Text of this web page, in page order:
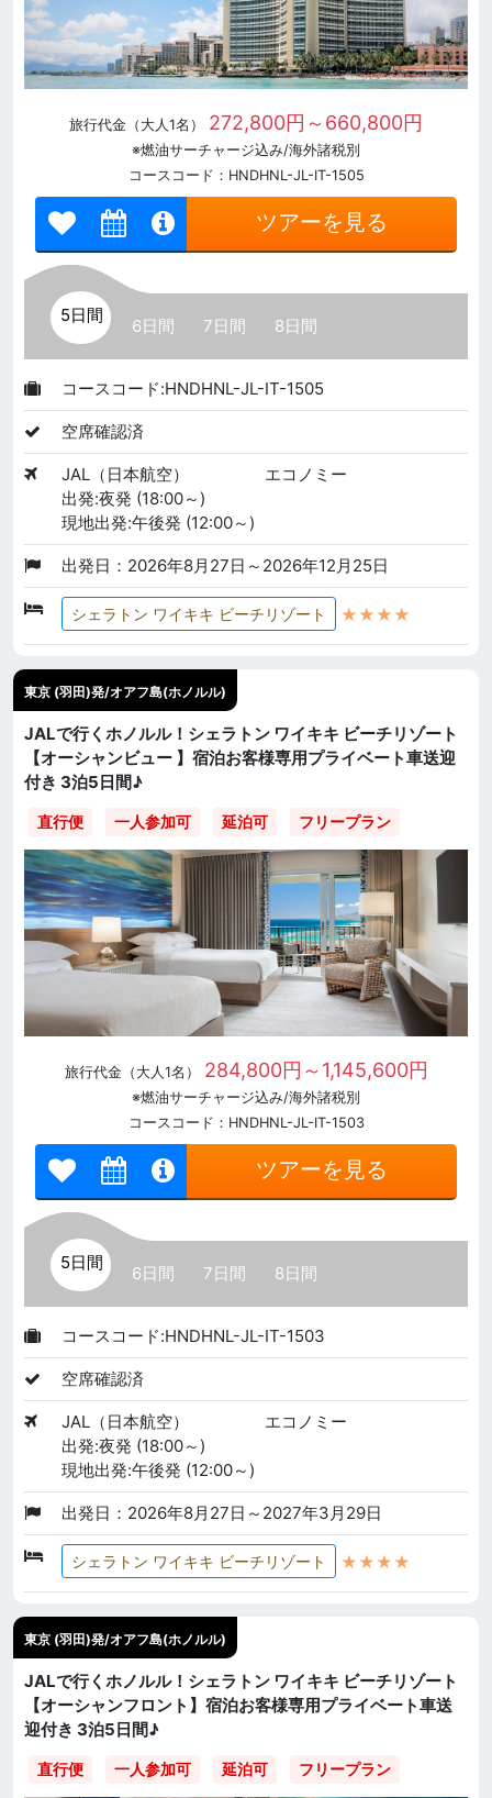
旅行代金（大人1名） 272,800円～660,800円
※燃油サーチャージ込み/海外諸税別
コースコード：HNDHNL-JL-IT-1505
ツアーを見る
5日間
6日間 7日間 8日間
コースコード:HNDHNL-JL-IT-1505
空席確認済
JAL（日本航空）
エコノミー
出発:夜発 (18:00～)
現地出発:午後発 (12:00～)
出発日：2026年8月27日～2026年12月25日
シェラトン ワイキキ ビーチリゾート ★★★★
東京 (羽田)発/オアフ島(ホノルル)
JALで行くホノルル！シェラトン ワイキキ ビーチリゾート
【オーシャンビュー 】宿泊お客様専用プライベート車送迎
付き 3泊5日間♪
直行便 一人参加可 延泊可 フリープラン
旅行代金（大人1名） 284,800円～1,145,600円
※燃油サーチャージ込み/海外諸税別
コースコード：HNDHNL-JL-IT-1503
ツアーを見る
5日間
6日間 7日間 8日間
コースコード:HNDHNL-JL-IT-1503
空席確認済
JAL（日本航空）
エコノミー
出発:夜発 (18:00～)
現地出発:午後発 (12:00～)
出発日：2026年8月27日～2027年3月29日
シェラトン ワイキキ ビーチリゾート ★★★★
東京 (羽田)発/オアフ島(ホノルル)
JALで行くホノルル！シェラトン ワイキキ ビーチリゾート
【オーシャンフロント】宿泊お客様専用プライベート車送
迎付き 3泊5日間♪
直行便 一人参加可 延泊可 フリープラン